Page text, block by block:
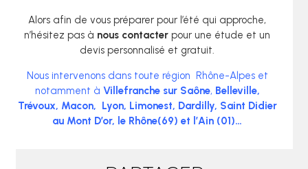
Alors afin de vous préparer pour l’été qui approche,
n’hésitez pas à nous contacter pour une étude et un
devis personnalisé et gratuit.
Nous intervenons dans toute région Rhône-Alpes et
notamment à Villefranche sur Saône, Belleville,
Trévoux, Macon, Lyon, Limonest, Dardilly, Saint Didier
au Mont D’or, le Rhône(69) et l’Ain (01)…